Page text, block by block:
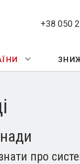
+38 050
про